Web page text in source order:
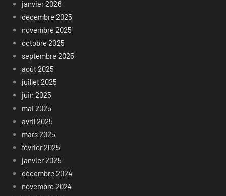
janvier 2026
décembre 2025
novembre 2025
octobre 2025
septembre 2025
août 2025
juillet 2025
juin 2025
mai 2025
avril 2025
mars 2025
février 2025
janvier 2025
décembre 2024
novembre 2024